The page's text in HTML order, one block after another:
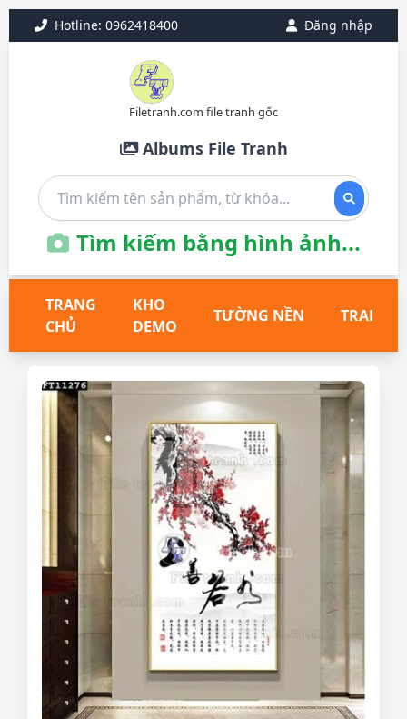
Hotline: 0962418400 Đăng nhập
Filetranh.com file tranh gốc
Albums File Tranh
Tìm kiếm bằng hình ảnh...
TRANG
CHỦ
KHO
DEMO
TƯỜNG NỀN TRANH